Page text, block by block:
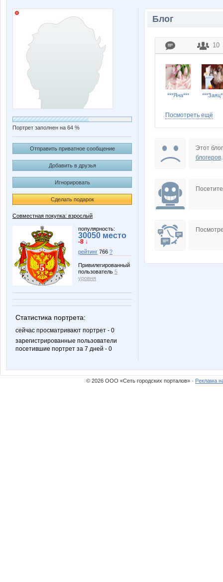
Портрет заполнен на 64 %
Отправить приватное сообщение
Добавить в друзья
Игнорировать
Сделать подарок
Совместная покупка: взрослый
популярность:
30050 место
-8 ↓
рейтинг 766 ?
Привилегированный
пользователь 5
уровня
Статистика портрета:
сейчас просматривают портрет - 0
зарегистрированные пользователи
посетившие портрет за 7 дней - 0
Блог
10
***Яна***
Julia17
Molli_K
Посмотреть ещё
Этот
блогеров.
© 2026 ООО «Сеть городских порталов» · Реклама